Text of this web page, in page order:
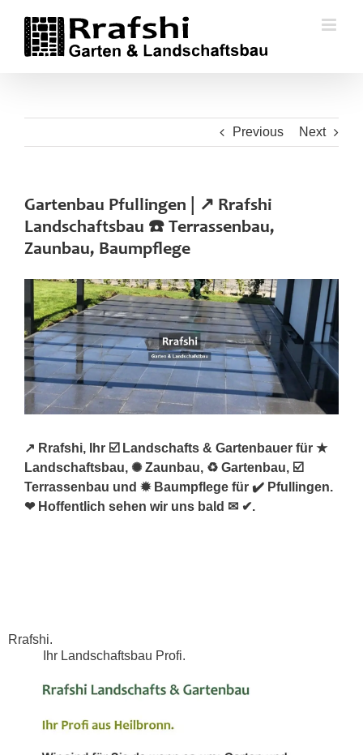
content
Previous Next
Gartenbau Pfullingen | ↗️ Rrafshi
Landschaftsbau ☎️ Terrassenbau,
Zaunbau, Baumpflege
↗️ Rrafshi, Ihr ☑️ Landschafts & Gartenbauer für ★
Landschaftsbau, ✺ Zaunbau, ♻ Gartenbau, ☑️
Terrassenbau und ✹ Baumpflege für ✔️ Pfullingen.
❤ Hoffentlich sehen wir uns bald ✉ ✔.
Rrafshi.
Ihr Landschaftsbau Profi.